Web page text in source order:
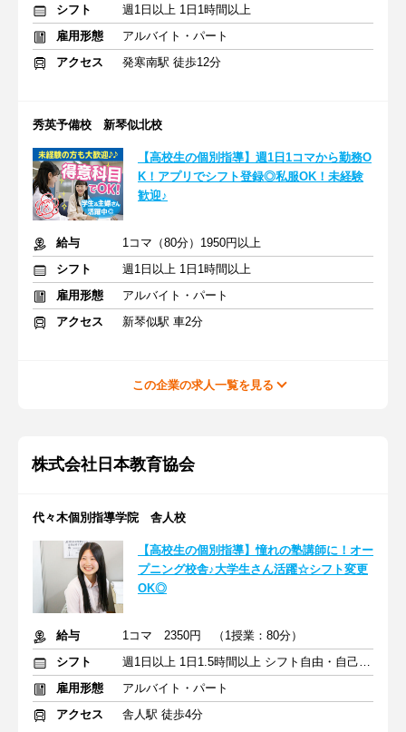
シフト
週1日以上 1日1時間以上
雇用形態
アルバイト・パート
アクセス
発寒南駅 徒歩12分
秀英予備校 新琴似北校
【高校生の個別指導】週1日1コマから勤務O
K！アプリでシフト登録◎私服OK！未経験
歓迎♪
給与
1コマ（80分）1950円以上
シフト
週1日以上 1日1時間以上
雇用形態
アルバイト・パート
アクセス
新琴似駅 車2分
この企業の求人一覧を見る
株式会社日本教育協会
代々木個別指導学院 舎人校
【高校生の個別指導】憧れの塾講師に！オー
プニング校舎♪大学生さん活躍☆シフト変更
OK◎
給与
1コマ 2350円 （1授業：80分）
シフト
週1日以上 1日1.5時間以上 シフト自由・自己申告
雇用形態
アルバイト・パート
アクセス
舎人駅 徒歩4分